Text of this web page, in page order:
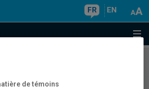
FR EN
de témoins